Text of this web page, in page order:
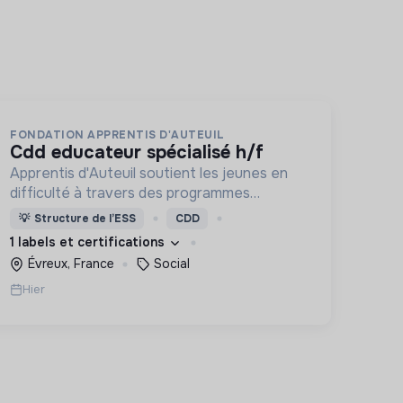
FONDATION APPRENTIS D'AUTEUIL
cdd educateur spécialisé h/f
Apprentis d'Auteuil soutient les jeunes en
difficulté à travers des programmes
d’accueil, d’éducation, de formation et
d’insertion pour leur permettre de devenir
des hommes et des femmes debout.
💡 Structure de l’ESS CDD
1 labels et certifications
Évreux, France
Social
Hier